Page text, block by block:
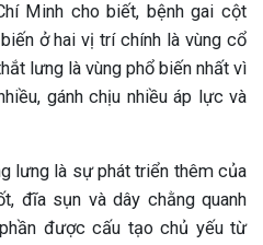
Minh cho biết, bệnh gai cột
ở hai vị trí chính là vùng cổ
lưng là vùng phổ biến nhất vì
gánh chịu nhiều áp lực và
lưng là sự phát triển thêm của
đĩa sụn và dây chằng quanh
được cấu tạo chủ yếu từ